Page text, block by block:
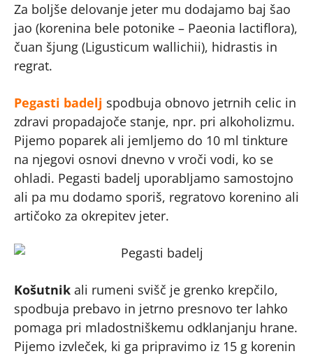
Za boljše delovanje jeter mu dodajamo baj šao
jao (korenina bele potonike – Paeonia lactiflora),
čuan šjung (Ligusticum wallichii), hidrastis in
regrat.
Pegasti badelj spodbuja obnovo jetrnih celic in
zdravi propadajoče stanje, npr. pri alkoholizmu.
Pijemo poparek ali jemljemo do 10 ml tinkture
na njegovi osnovi dnevno v vroči vodi, ko se
ohladi. Pegasti badelj uporabljamo samostojno
ali pa mu dodamo sporiš, regratovo korenino ali
artičoko za okrepitev jeter.
Košutnik ali rumeni svišč je grenko krepčilo,
spodbuja prebavo in jetrno presnovo ter lahko
pomaga pri mladostniškemu odklanjanju hrane.
Pijemo izvleček, ki ga pripravimo iz 15 g korenin